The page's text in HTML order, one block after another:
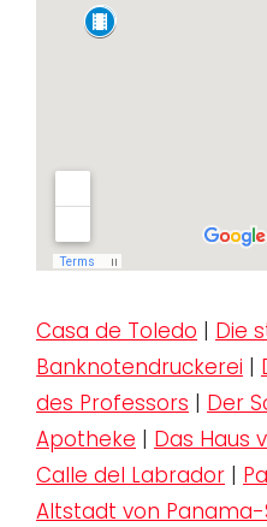
Casa de Toledo | Die
Banknotendruckerei |
des Professors | Der
Apotheke | Das Haus
Calle del Labrador |
Altstadt von